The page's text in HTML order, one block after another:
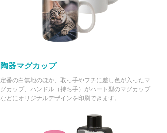
陶器マグカップ
定番の白無地のほか、取っ手やフチに差し色が入ったマ
グカップ、ハンドル（持ち手）がハート型のマグカップ
などにオリジナルデザインを印刷できます。